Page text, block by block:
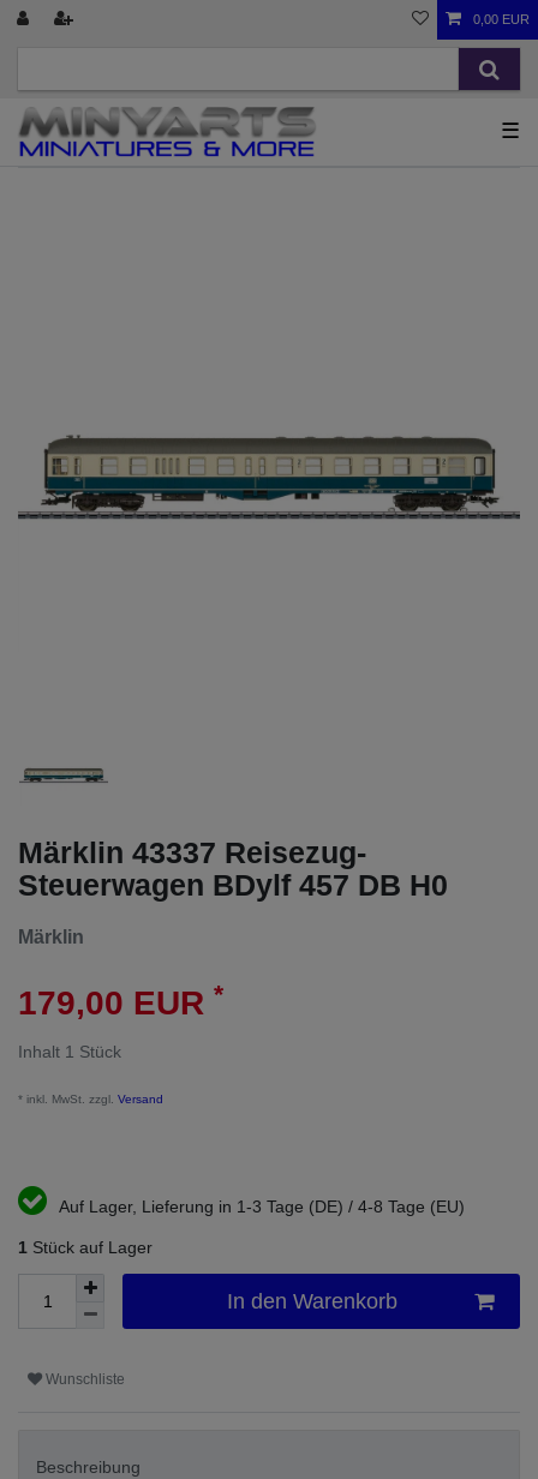
0,00 EUR
☰
Märklin 43337 Reisezug-
Steuerwagen BDylf 457 DB H0
Märklin
179,00 EUR *
Inhalt 1 Stück
* inkl. MwSt. zzgl. Versand
Auf Lager, Lieferung in 1-3 Tage (DE) / 4-8 Tage (EU)
1 Stück auf Lager
In den Warenkorb
Wunschliste
Beschreibung